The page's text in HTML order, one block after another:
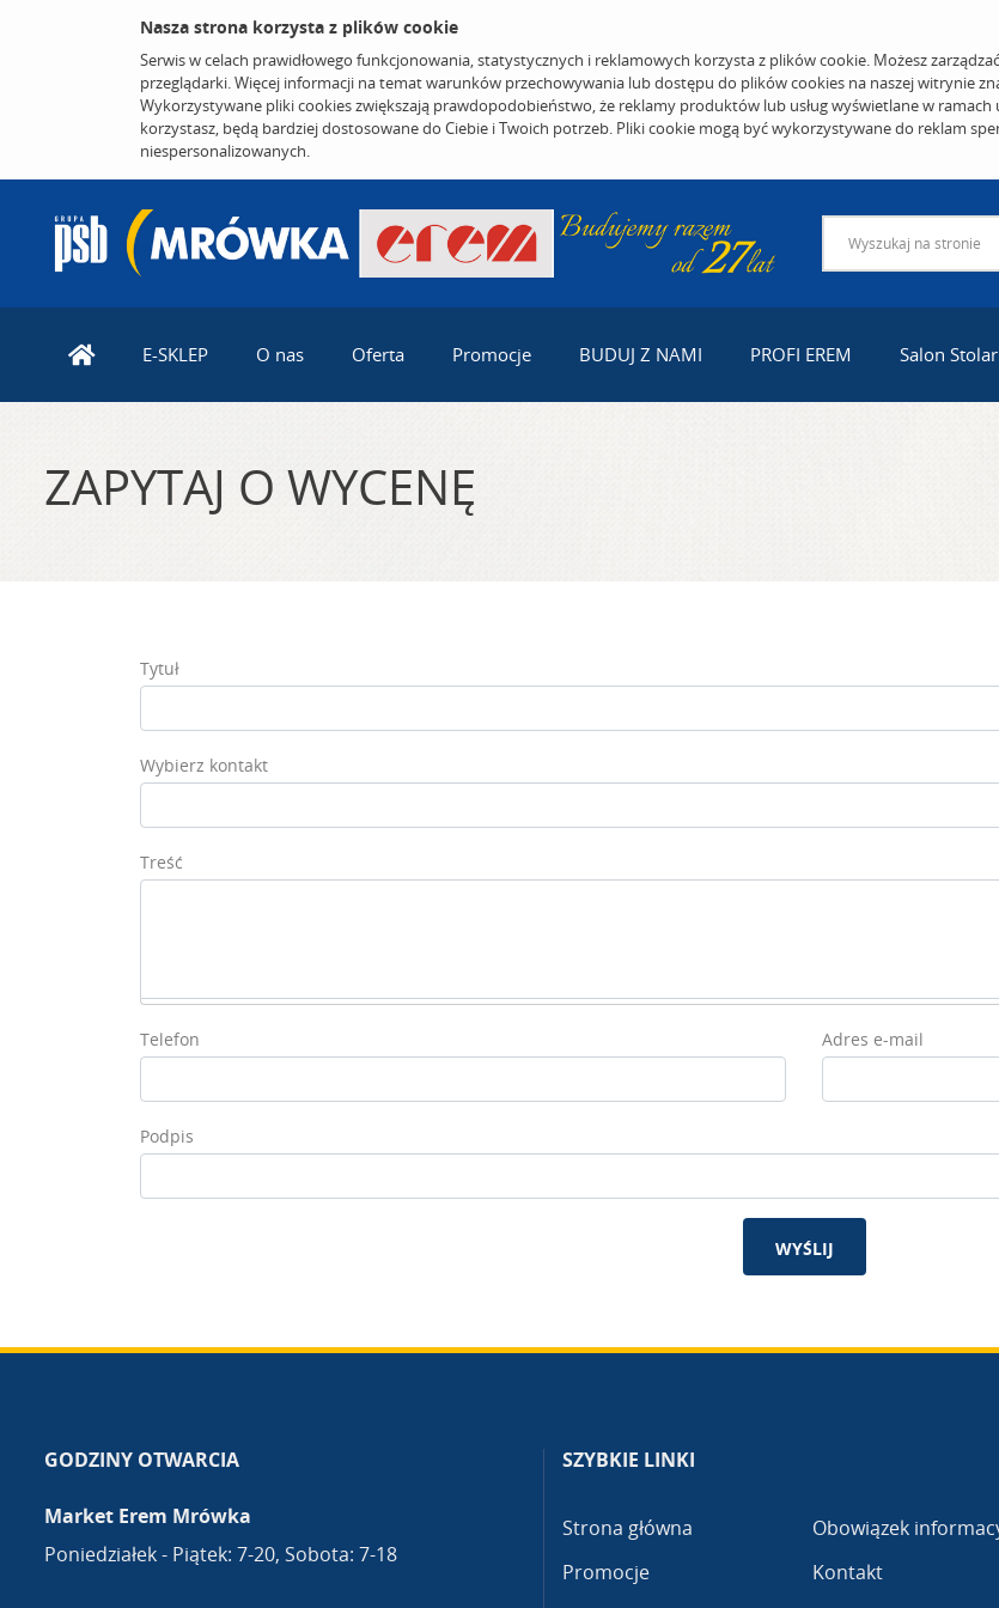
Nasza strona korzysta z plików cookie
Serwis w celach prawidłowego funkcjonowania, statystycznych i reklamowych korzysta z plików cookie. Możesz
przeglądarki. Więcej informacji na temat warunków przechowywania lub dostępu do plików cookies na naszej witrynie
Wykorzystywane pliki cookies zwiększają prawdopodobieństwo, że reklamy produktów lub usług wyświetlane w ramach
korzystasz, będą bardziej dostosowane do Ciebie i Twoich potrzeb. Pliki cookie mogą być wykorzystywane do reklam
niespersonalizowanych.
E-SKLEP O nas Oferta Promocje BUDUJ Z NAMI PROFI EREM Salon
ZAPYTAJ O WYCENĘ
Tytuł
Wybierz kontakt
Treść
Telefon Adres e-mail
Podpis
WYŚLIJ
GODZINY OTWARCIA
Market Erem Mrówka
Poniedziałek - Piątek: 7-20, Sobota: 7-18
SZYBKIE LINKI
Strona główna
Promocje
Obowiązek
Kontakt